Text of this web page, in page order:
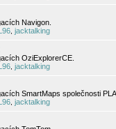
Navigon.
jacktalking
OziExplorerCE.
jacktalking
SmartMaps společnosti
jacktalking